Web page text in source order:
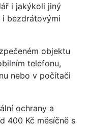
i jakýkoli jiný
bezdrátovými
objektu
telefonu,
nebo v počítači
ochrany a
400 Kč měsíčně s